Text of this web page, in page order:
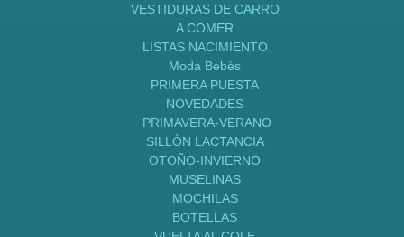
VESTIDURAS DE CARRO
A COMER
LISTAS NACIMIENTO
Moda Bebès
PRIMERA PUESTA
NOVEDADES
PRIMAVERA-VERANO
SILLÒN LACTANCIA
OTOÑO-INVIERNO
MUSELINAS
MOCHILAS
BOTELLAS